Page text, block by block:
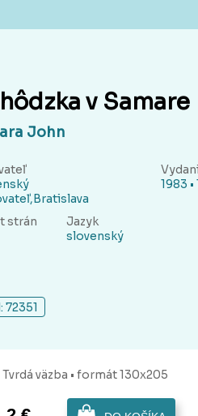
v Samare
John
1983 •
strán
Jazyk
slovenský
72351
Tvrdá väzba • formát 130x205